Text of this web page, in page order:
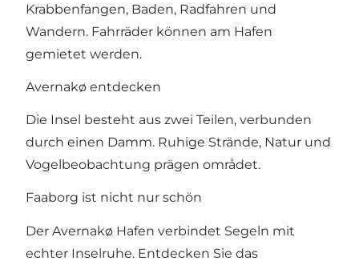
Krabbenfangen, Baden, Radfahren und
Wandern. Fahrräder können am Hafen
gemietet werden.
Avernakø entdecken
Die Insel besteht aus zwei Teilen, verbunden
durch einen Damm. Ruhige Strände, Natur und
Vogelbeobachtung prägen området.
Faaborg ist nicht nur schön
Der Avernakø Hafen verbindet Segeln mit
echter Inselruhe. Entdecken Sie das